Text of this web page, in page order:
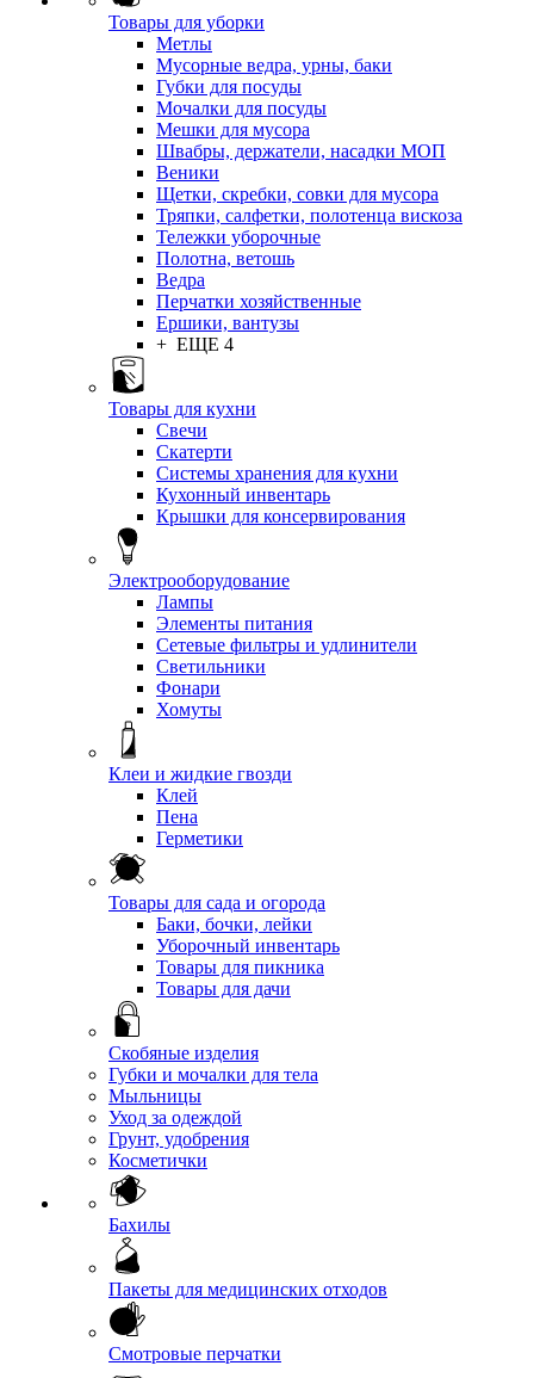
Товары для уборки
Метлы
Мусорные ведра, урны, баки
Губки для посуды
Мочалки для посуды
Мешки для мусора
Швабры, держатели, насадки МОП
Веники
Щетки, скребки, совки для мусора
Тряпки, салфетки, полотенца вискоза
Тележки уборочные
Полотна, ветошь
Ведра
Перчатки хозяйственные
Ершики, вантузы
+ ЕЩЕ 4
Товары для кухни
Свечи
Скатерти
Системы хранения для кухни
Кухонный инвентарь
Крышки для консервирования
Электрооборудование
Лампы
Элементы питания
Сетевые фильтры и удлинители
Светильники
Фонари
Хомуты
Клеи и жидкие гвозди
Клей
Пена
Герметики
Товары для сада и огорода
Баки, бочки, лейки
Уборочный инвентарь
Товары для пикника
Товары для дачи
Скобяные изделия
Губки и мочалки для тела
Мыльницы
Уход за одеждой
Грунт, удобрения
Косметички
Бахилы
Пакеты для медицинских отходов
Смотровые перчатки